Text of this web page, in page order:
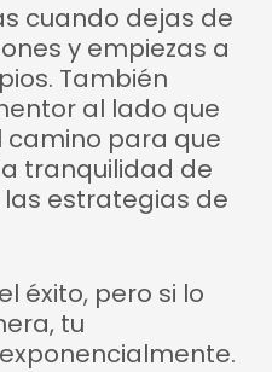
cuando dejas de
y empiezas a
También
al lado que
para que
tranquilidad de
estrategias de
éxito, pero si lo
tu